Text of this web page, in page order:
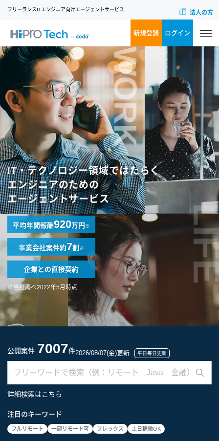
フリーランスITエンジニア向けエージェントサービス 法人の方
新規登録 ログイン
WORK
IT・テクノロジー領域ではたらく
エンジニアのための
エージェントサービス
平均年間報酬920万円※
事業会社案件約7割※
企業との直接契約
※当社調べ2022年5月時点
公開案件 7007件2026/08/07(金)更新 平日毎日更新
詳細検索はこちら
注目のキーワード
フルリモート 一部リモート可 フレックス 土日稼働OK